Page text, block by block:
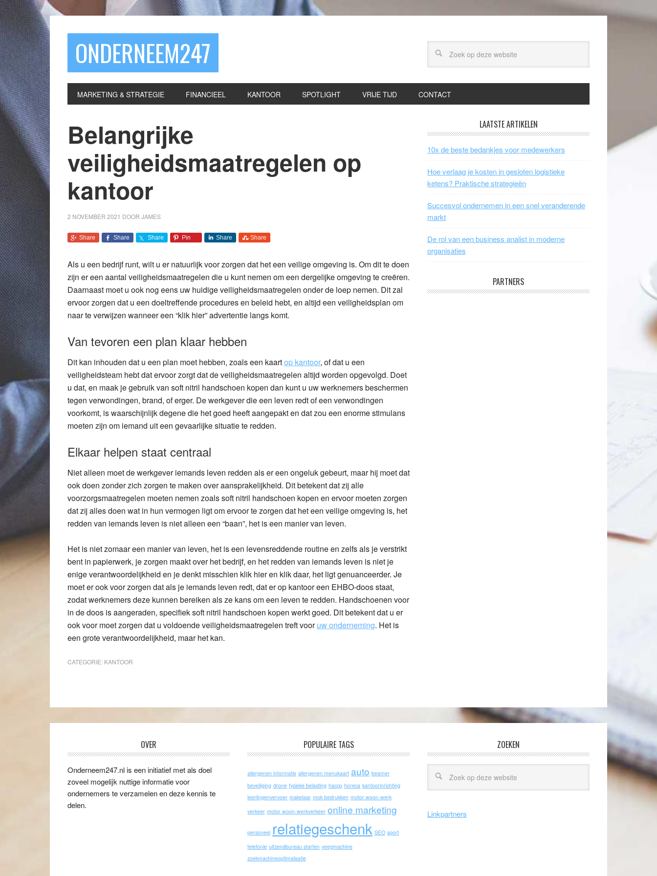
ONDERNEEM247
MARKETING & STRATEGIE FINANCIEEL KANTOOR SPOTLIGHT VRIJE TIJD CONTACT
Belangrijke
veiligheidsmaatregelen op
kantoor
2 NOVEMBER 2021 DOOR JAMES
Share Share Share Pin Share Share
Als u een bedrijf runt, wilt u er natuurlijk voor zorgen dat het een veilige omgeving is. Om dit te doen
zijn er een aantal veiligheidsmaatregelen die u kunt nemen om een dergelijke omgeving te creëren.
Daarnaast moet u ook nog eens uw huidige veiligheidsmaatregelen onder de loep nemen. Dit zal
ervoor zorgen dat u een doeltreffende procedures en beleid hebt, en altijd een veiligheidsplan om
naar te verwijzen wanneer een “klik hier” advertentie langs komt.
Van tevoren een plan klaar hebben
Dit kan inhouden dat u een plan moet hebben, zoals een kaartop kantoor, of dat u een
veiligheidsteam hebt dat ervoor zorgt dat de veiligheidsmaatregelen altijd worden opgevolgd. Doet
u dat, en maak je gebruik van soft nitril handschoen kopen dan kunt u uw werknemers beschermen
tegen verwondingen, brand, of erger. De werkgever die een leven redt of een verwondingen
voorkomt, is waarschijnlijk degene die het goed heeft aangepakt en dat zou een enorme stimulans
moeten zijn om iemand uit een gevaarlijke situatie te redden.
Elkaar helpen staat centraal
Niet alleen moet de werkgever iemands leven redden als er een ongeluk gebeurt, maar hij moet dat
ook doen zonder zich zorgen te maken over aansprakelijkheid. Dit betekent dat zij alle
voorzorgsmaatregelen moeten nemen zoals soft nitril handschoen kopen en ervoor moeten zorgen
dat zij alles doen wat in hun vermogen ligt om ervoor te zorgen dat het een veilige omgeving is, het
redden van iemands leven is niet alleen een “baan”, het is een manier van leven.
Het is niet zomaar een manier van leven, het is een levensreddende routine en zelfs als je verstrikt
bent in papierwerk, je zorgen maakt over het bedrijf, en het redden van iemands leven is niet je
enige verantwoordelijkheid en je denkt misschien klik hier en klik daar, het ligt genuanceerder. Je
moet er ook voor zorgen dat als je iemands leven redt, dat er op kantoor een EHBO-doos staat,
zodat werknemers deze kunnen bereiken als ze kans om een leven te redden. Handschoenen voor
in de doos is aangeraden, specifiek soft nitril handschoen kopen werkt goed. Dit betekent dat u er
ook voor moet zorgen dat u voldoende veiligheidsmaatregelen treft vooruw onderneming. Het is
een grote verantwoordelijkheid, maar het kan.
CATEGORIE: KANTOOR
LAATSTE ARTIKELEN
10x de beste bedankjes voor medewerkers
Hoe verlaag je kosten in gesloten logistieke
ketens? Praktische strategieën
Succesvol ondernemen in een snel veranderende
markt
De rol van een business analist in moderne
organisaties
PARTNERS
OVER
Onderneem247.nl is een initiatief met als doel
zoveel mogelijk nuttige informatie voor
ondernemers te verzamelen en deze kennis te
delen.
POPULAIRE TAGS
allergenen informatie allergenen menukaart auto beamer
beveiliging drone fysieke belasting haccp horeca kantoorinrichting
leerlingenvervoer makelaar mok bedrukken motor woon-werk
verkeer motor woon-werkverkeer online marketing
personeel relatiegeschenk SEO sport
telefonie uitzendbureau starten veegmachine
zoekmachineoptimalisatie
ZOEKEN
Linkpartners